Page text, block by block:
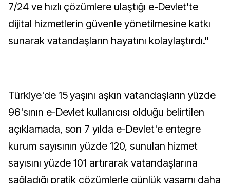
7/24 ve hızlı çözümlere ulaştığı e-Devlet'te
dijital hizmetlerin güvenle yönetilmesine katkı
sunarak vatandaşların hayatını kolaylaştırdı."
Türkiye'de 15 yaşını aşkın vatandaşların yüzde
96'sının e-Devlet kullanıcısı olduğu belirtilen
açıklamada, son 7 yılda e-Devlet'e entegre
kurum sayısının yüzde 120, sunulan hizmet
sayısını yüzde 101 artırarak vatandaşlarına
sağladığı pratik çözümlerle günlük yaşamı daha